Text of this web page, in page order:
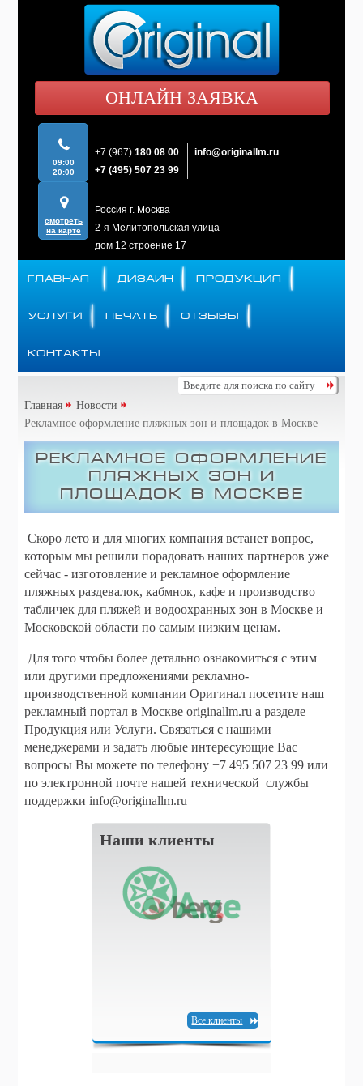
09:00
20:00
+7 (967)180 08 00
+7 (495)507 23 99
info@originallm.ru
смотреть
на карте
Россия г. Москва
2-я Мелитопольская улица
дом 12 строение 17
ОНЛАЙН ЗАЯВКА
ГЛАВНАЯ ДИЗАЙН ПРОДУКЦИЯ
УСЛУГИ ПЕЧАТЬ ОТЗЫВЫ
КОНТАКТЫ
Главная
Новости
Рекламное оформление пляжных зон и площадок в Москве
Рекламное оформление
пляжных зон и
площадок в Москве
Скоро лето и для многих компания встанет вопрос,
которым мы решили порадовать наших партнеров уже
сейчас - изготовление и рекламное оформление
пляжных раздевалок, кабмнок, кафе и производство
табличек для пляжей и водоохранных зон в Москве и
Московской области по самым низким ценам.
Для того чтобы более детально ознакомиться с этим
или другими предложениями рекламно-
производственной компании Оригинал посетите наш
рекламный портал в Москве originallm.ru а разделе
Продукция или Услуги. Связаться с нашими
менеджерами и задать любые интересующие Вас
вопросы Вы можете по телефону +7 495 507 23 99 или
по электронной почте нашей технической службы
поддержкиinfo@originallm.ru
Наши клиенты
Все клиенты